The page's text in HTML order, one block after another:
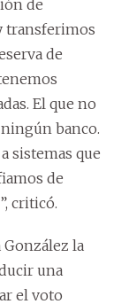
de
transferimos
de
El que no
banco.
sistemas que
de
criticó.
la
una
el voto